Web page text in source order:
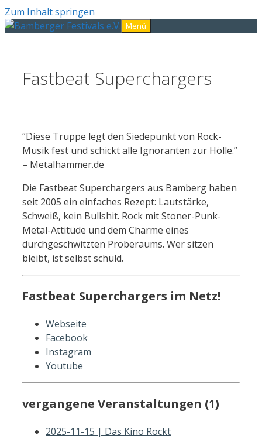
Zum Inhalt springen
Menü
Fastbeat Superchargers
“Diese Truppe legt den Siedepunkt von Rock-
Musik fest und schickt alle Ignoranten zur Hölle.”
– Metalhammer.de
Die Fastbeat Superchargers aus Bamberg haben
seit 2005 ein einfaches Rezept: Lautstärke,
Schweiß, kein Bullshit. Rock mit Stoner-Punk-
Metal-Attitüde und dem Charme eines
durchgeschwitzten Proberaums. Wer sitzen
bleibt, ist selbst schuld.
Fastbeat Superchargers im Netz!
Webseite
Facebook
Instagram
Youtube
vergangene Veranstaltungen (1)
2025-11-15 | Das Kino Rockt